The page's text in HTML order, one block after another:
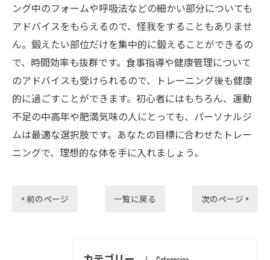
ング中のフォームや呼吸法などの細かい部分についても
アドバイスをもらえるので、怪我をすることもありませ
ん。鍛えたい部位だけを集中的に鍛えることができるの
で、時間効率も抜群です。食事指導や健康管理について
のアドバイスも受けられるので、トレーニング後も健康
的に過ごすことができます。初心者にはもちろん、運動
不足の中高年や肥満気味の人にとっても、パーソナルジ
ムは最適な選択肢です。あなたの目標に合わせたトレー
ニングで、理想的な体を手に入れましょう。
< 前のページ 一覧に戻る 次のページ >